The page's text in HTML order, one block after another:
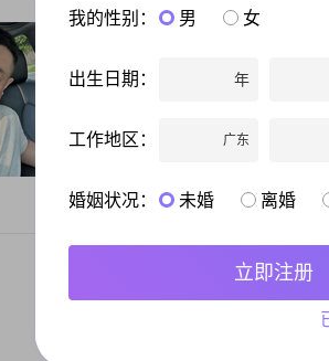
性别： 居
我是江西宜春人，91年10月份，身高
人未婚未育，因圈子异性少所以才耽
##3001##不泡吧##3001##三观正
我的性别： 男 女
出生日期： 年
工作地区： 广东
婚姻状况： 未婚 离婚
立即注册